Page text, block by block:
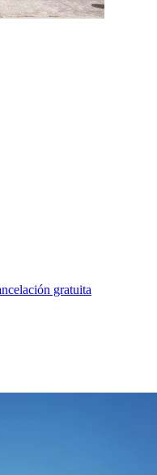
gratuita